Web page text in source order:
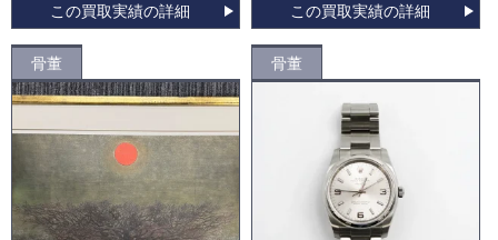
この買取実績の詳細 この買取実績の詳細
骨董 骨董